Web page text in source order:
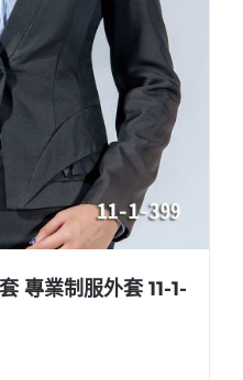
專業制服外套 11-1-